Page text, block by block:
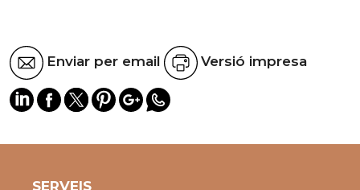
Enviar per email Versió impresa
SERVEIS